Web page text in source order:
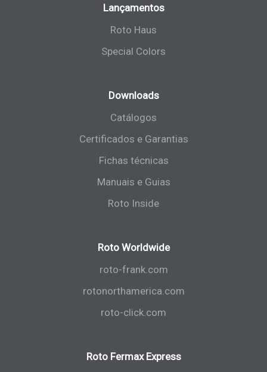
Lançamentos
Roto Haus
Special Colors
Downloads
Catálogos
Certificados e Garantias
Fichas técnicas
Manuais e Guias
Roto Inside
Roto Worldwide
roto-frank.com
rotonorthamerica.com
roto-click.com
Roto Fermax Express